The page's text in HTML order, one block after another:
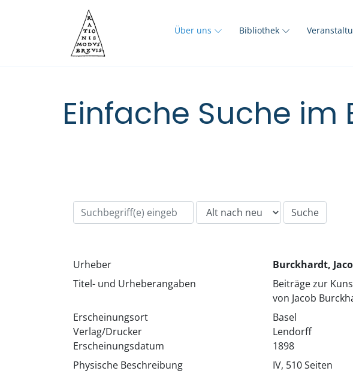
Über uns Bibliothek
Einfache Suche
Urheber Burckhardt,
Titel- und Urheberangaben
Beiträge zur
von Jacob
Erscheinungsort
Verlag/Drucker
Erscheinungsdatum
Basel
Lendorff
1898
Physische Beschreibung
IV, 510 Seiten